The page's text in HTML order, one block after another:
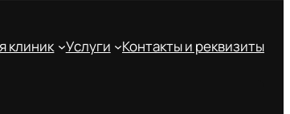
клиник Услуги Контакты и реквизиты